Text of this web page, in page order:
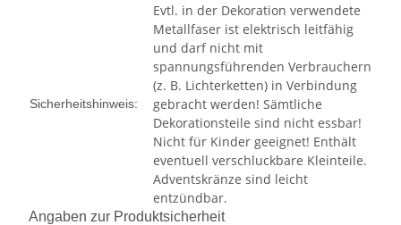
Sicherheitshinweis:
Evtl. in der Dekoration verwendete
Metallfaser ist elektrisch leitfähig
und darf nicht mit
spannungsführenden Verbrauchern
(z. B. Lichterketten) in Verbindung
gebracht werden! Sämtliche
Dekorationsteile sind nicht essbar!
Nicht für Kinder geeignet! Enthält
eventuell verschluckbare Kleinteile.
Adventskränze sind leicht
entzündbar.
Angaben zur Produktsicherheit